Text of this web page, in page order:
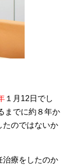
１月12日でし
までに約８年か
たのではないか
治療をしたのか